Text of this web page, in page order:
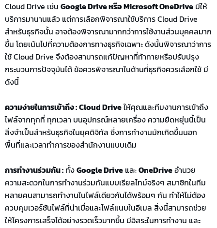
Cloud Drive เช่น Google Drive หรือ Microsoft OneDrive มีให้
บริการมานานแล้ว แต่การเลือกพิจารณาใช้บริการ Cloud Drive
สำหรับธุรกิจนั้น อาจต้องพิจารณามากกว่าการใช้งานส่วนบุคคลมาก
ขึ้น โดยเน้นไปที่ความต้องการทางธุรกิจเฉพาะ ดังนั้นพิจารณาว่าการ
ใช้ Cloud Drive จึงต้องสามารถแก้ปัญหาที่ท้าทายหรือปรับปรุง
กระบวนการปัจจุบันได้ ข้อควรพิจารณาในด้านที่ธุรกิจควรเลือกใช้ มี
ดังนี้
ความง่ายในการเข้าถึง :Cloud Driveให้คุณและทีมงานการเข้าถึง
ไฟล์จากทุกที่ ทุกเวลา บนอุปกรณ์หลายเครื่อง ความยืดหยุ่นนี้เป็น
สิ่งจำเป็นสำหรับธุรกิจในยุคดิจิทัล ซึ่งการทำงานมักเกิดขึ้นนอก
พื้นที่และเวลาทำการของสำนักงานแบบเดิม
การทำงานร่วมกัน : ทั้งGoogle Drive และOneDriveอำนวย
ความสะดวกในการทำงานร่วมกันแบบเรียลไทม์จริงๆ สมาชิกในทีม
หลายคนสามารถทำงานในไฟล์เดียวกันได้พร้อมๆ กัน ทำให้ไม่ต้อง
ควบคุมเวอร์ชันไฟล์ที่น่าเบื่อและไฟล์แนบในอีเมล สิ่งนี้สามารถช่วย
ให้โครงการเสร็จได้อย่างรวดเร็วมากขึ้น มีอิสระในการทำงาน และ